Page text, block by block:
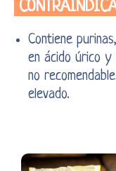
Contiene
en ácido úrico y
no
elevado.